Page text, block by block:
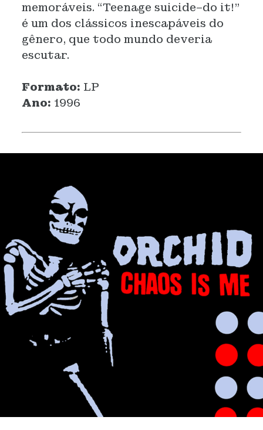
memoráveis. “Teenage suicide–do it!”
é um dos clássicos inescapáveis do
gênero, que todo mundo deveria
escutar.
Formato: LP
Ano: 1996